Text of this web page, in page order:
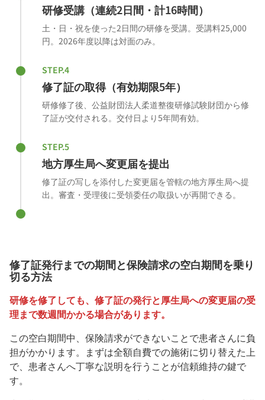
研修受講（連続2日間・計16時間）
土・日・祝を使った2日間の研修を受講。受講料25,000
円。2026年度以降は対面のみ。
STEP.4
修了証の取得（有効期限5年）
研修修了後、公益財団法人柔道整復研修試験財団から修
了証が交付される。交付日より5年間有効。
STEP.5
地方厚生局へ変更届を提出
修了証の写しを添付した変更届を管轄の地方厚生局へ提
出。審査・受理後に受領委任の取扱いが再開できる。
修了証発行までの期間と保険請求の空白期間を乗り
切る方法
研修を修了しても、修了証の発行と厚生局への変更届の受
理まで数週間かかる場合があります。
この空白期間中、保険請求ができないことで患者さんに負
担がかかります。まずは全額自費での施術に切り替えた上
で、患者さんへ丁寧な説明を行うことが信頼維持の鍵で
す。